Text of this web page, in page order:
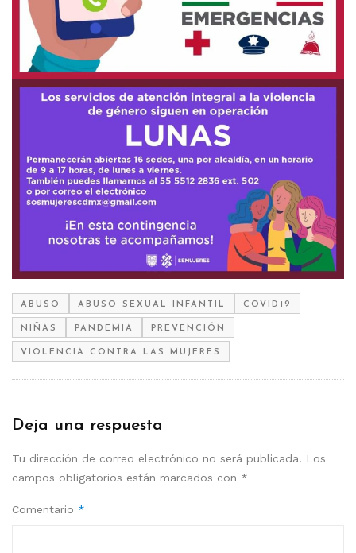
ABUSO ABUSO SEXUAL INFANTIL COVID19
NIÑAS PANDEMIA PREVENCIÓN
VIOLENCIA CONTRA LAS MUJERES
Deja una respuesta
Tu dirección de correo electrónico no será publicada. Los
campos obligatorios están marcados con *
Comentario *